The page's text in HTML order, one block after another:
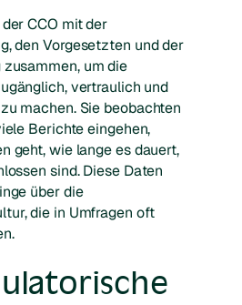
CCO mit der
den Vorgesetzten und der
um die
vertraulich und
machen. Sie beobachten
Berichte eingehen,
geht, wie lange es dauert,
sind. Diese Daten
über die
die in Umfragen oft